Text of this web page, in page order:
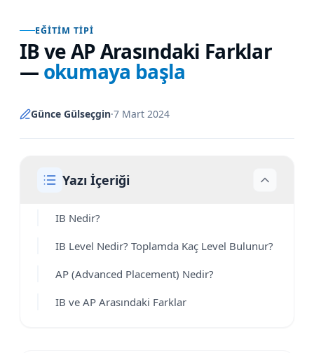
EĞITIM TIPI
IB ve AP Arasındaki Farklar
— okumaya başla
Günce Gülseçgin·7 Mart 2024
Yazı İçeriği
IB Nedir?
IB Level Nedir? Toplamda Kaç Level Bulunur?
AP (Advanced Placement) Nedir?
IB ve AP Arasındaki Farklar